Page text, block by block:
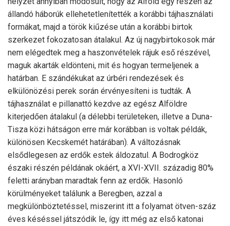
állandó háborúk ellehetetlenítették a korábbi tájhasználati
formákat, majd a török kiűzése után a korábbi birtok
szerkezet fokozatosan átalakul. Az új nagybirtokosok már
nem elégedtek meg a haszonvételek rájuk eső részével,
maguk akarták eldönteni, mit és hogyan termeljenek a
határban. E szándékukat az úrbéri rendezések és
elkülönözési perek során érvényesíteni is tudták. A
tájhasználat e pillanattó kezdve az egész Alföldre
kiterjedően átalakul (a délebbi területeken, illetve a Duna-
Tisza közi hátságon erre már korábban is voltak példák,
különösen Kecskemét határában). A változásnak
elsődlegesen az erdők estek áldozatul. A Bodrogköz
északi részén példának okáért, a XVI-XVII. századig 80%
feletti arányban maradtak fenn az erdők. Hasonló
körülményeket találunk a Beregben, azzal a
megkülönböztetéssel, miszerint itt a folyamat ötven-száz
éves késéssel játszódik le, így itt még az első katonai